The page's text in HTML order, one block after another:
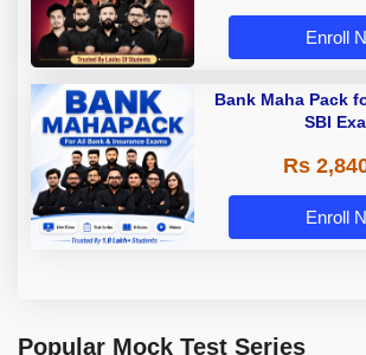
Enroll
Bank Maha Pack
SBI
Rs
Enroll
Popular Mock Test Series